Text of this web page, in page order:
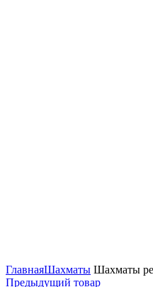
ГлавнаяШахматы Шахматы
Предыдущий товар